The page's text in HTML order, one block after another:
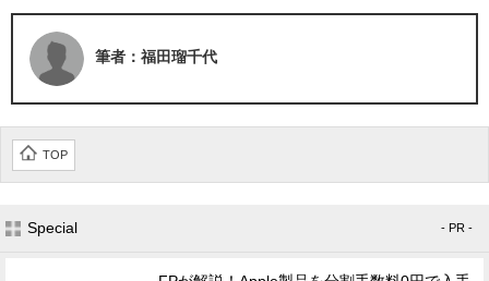
筆者：福田瑠千代
TOP
Special - PR -